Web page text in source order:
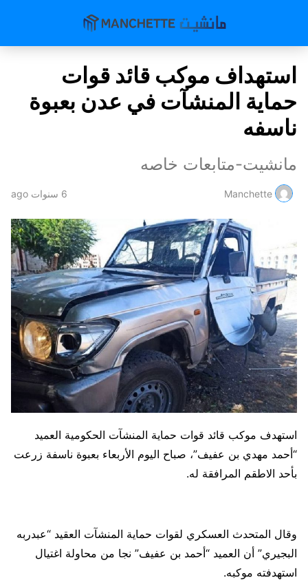
استهداف موكب قائد قوات
حماية المنشآت في عدن بعبوة
ناسفه
مانشيت-متابعات خاصه
Manchette 6 سنوات ago
استهدف موكب قائد قوات حماية المنشآت الحكومية العميد
“أحمد مهدي بن عفيف”، صباح اليوم الأربعاء بعبوة ناسفة زرعت
بأحد الاطقم المرافقة له.
وقال المتحدث العسكري لقوات حماية المنشآت العقيد “عبدربه
البجيري” أن العميد “أحمد بن عفيف” نجا من محاولة اغتيال
استهدفته موكبه.